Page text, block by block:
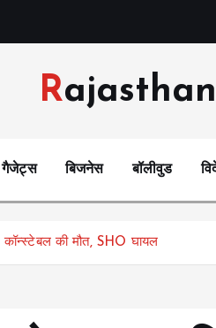
गैजेट्स बिजनेस बॉलीवुड
कॉन्स्टेबल की मौत, SHO घायल